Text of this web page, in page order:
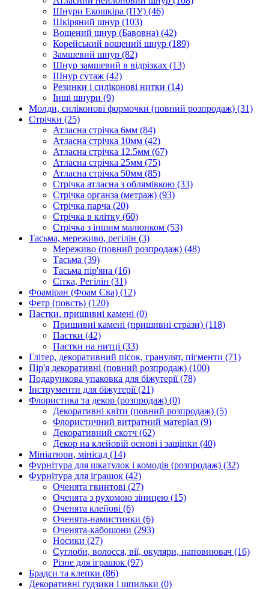
Шнури Екошкіра (ПУ) (46)
Шкіряний шнур (103)
Вощений шнур (Бавовна) (42)
Корейський вощений шнур (189)
Замшевий шнур (82)
Шнур замшевий в відрізках (13)
Шнур сутаж (42)
Резинки і силіконові нитки (14)
Інші шнури (9)
Молди, силіконові формочки (повний розпродаж) (31)
Стрічки (25)
Атласна стрічка 6мм (84)
Атласна стрічка 10мм (42)
Атласна стрічка 12.5мм (67)
Атласна стрічка 25мм (75)
Атласна стрічка 50мм (85)
Стрічка атласна з облямівкою (33)
Стрічка органза (метраж) (93)
Стрічка парча (20)
Стрічка в клітку (60)
Стрічка з іншим малюнком (53)
Тасьма, мереживо, регілін (3)
Мереживо (повний розпродаж) (48)
Тасьма (39)
Тасьма пір'яна (16)
Сітка, Регілін (31)
Фоаміран (Фоам Єва) (12)
Фетр (повсть) (120)
Паєтки, пришивні камені (0)
Пришивні камені (пришивні стрази) (118)
Паєтки (42)
Паєтки на нитці (33)
Глітер, декоративний пісок, гранулят, пігменти (71)
Пір'я декоративні (повний розпродаж) (100)
Подарункова упаковка для біжутерії(78)
Інструменти для біжутерії(21)
Флористика та декор (розпродаж) (0)
Декоративні квіти (повний розпродаж) (5)
Флористичний витратний матеріал (9)
Декоративний скотч (62)
Декор на клейовій основі і защіпки (40)
Мініатюри, мінісад (14)
Фурнітура для шкатулок і комодів (розпродаж) (32)
Фурнітура для іграшок (42)
Оченята гвинтові (27)
Оченята з рухомою зіницею (15)
Оченята клейові (6)
Оченята-намистинки (6)
Оченята-кабошони (293)
Носики (27)
Суглоби, волосся, вії, окуляри, наповнювач (16)
Різне для іграшок (97)
Брадси та клепки (86)
Декоративні ґудзики і шпильки (0)